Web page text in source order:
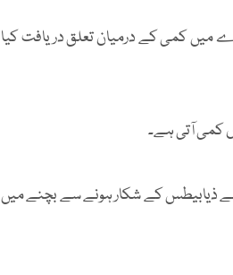
میں کمی کے درمیان تعلق دریافت کیا
کمی آتی ہے۔
سے ذیابیطس کے شکار ہونے سے بچنے میں